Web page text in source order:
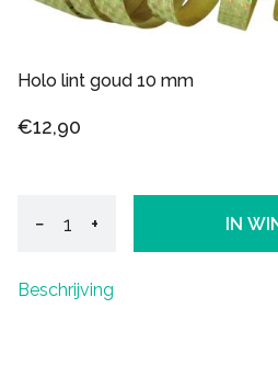
Holo lint goud 10 mm
€12,90
− + IN
Beschrijving